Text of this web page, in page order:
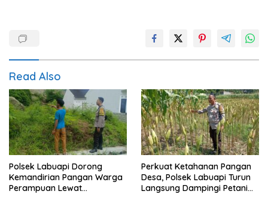
Read Also
Polsek Labuapi Dorong
Kemandirian Pangan Warga
Perampuan Lewat
Perkuat Ketahanan Pangan
Desa, Polsek Labuapi Turun
Langsung Dampingi Petani